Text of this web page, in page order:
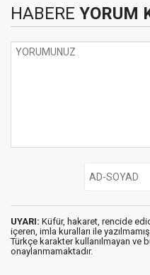
HABERE YORUM
UYARI: Küfür, hakaret, rencide
içeren, imla kuralları ile
Türkçe karakter kullanılmayan ve
onaylanmamaktadır.